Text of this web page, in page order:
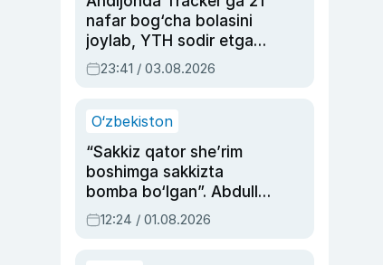
nafar bog‘cha bolasini
joylab, YTH sodir etgan
ayolga sud hukmi o‘qildi
23:41 / 03.08.2026
O‘zbekiston
“Sakkiz qator she’rim
boshimga sakkizta
bomba bo‘lgan”. Abdulla
Oripovni siyosiy
ayblovlardan asrab
12:24 / 01.08.2026